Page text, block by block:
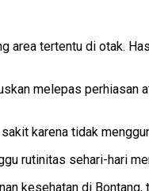
area tertentu di otak.
melepas perhiasan
karena tidak
rutinitas sehari-hari
kesehatan di